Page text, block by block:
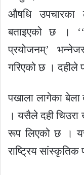
औषधि उपचारका
बताइएको छ ।
प्रयोजनम्’
गरिएको छ । दहीले
पखाला लागेका बेला
। यसैले दही
रूप लिएको छ ।
राष्ट्रिय